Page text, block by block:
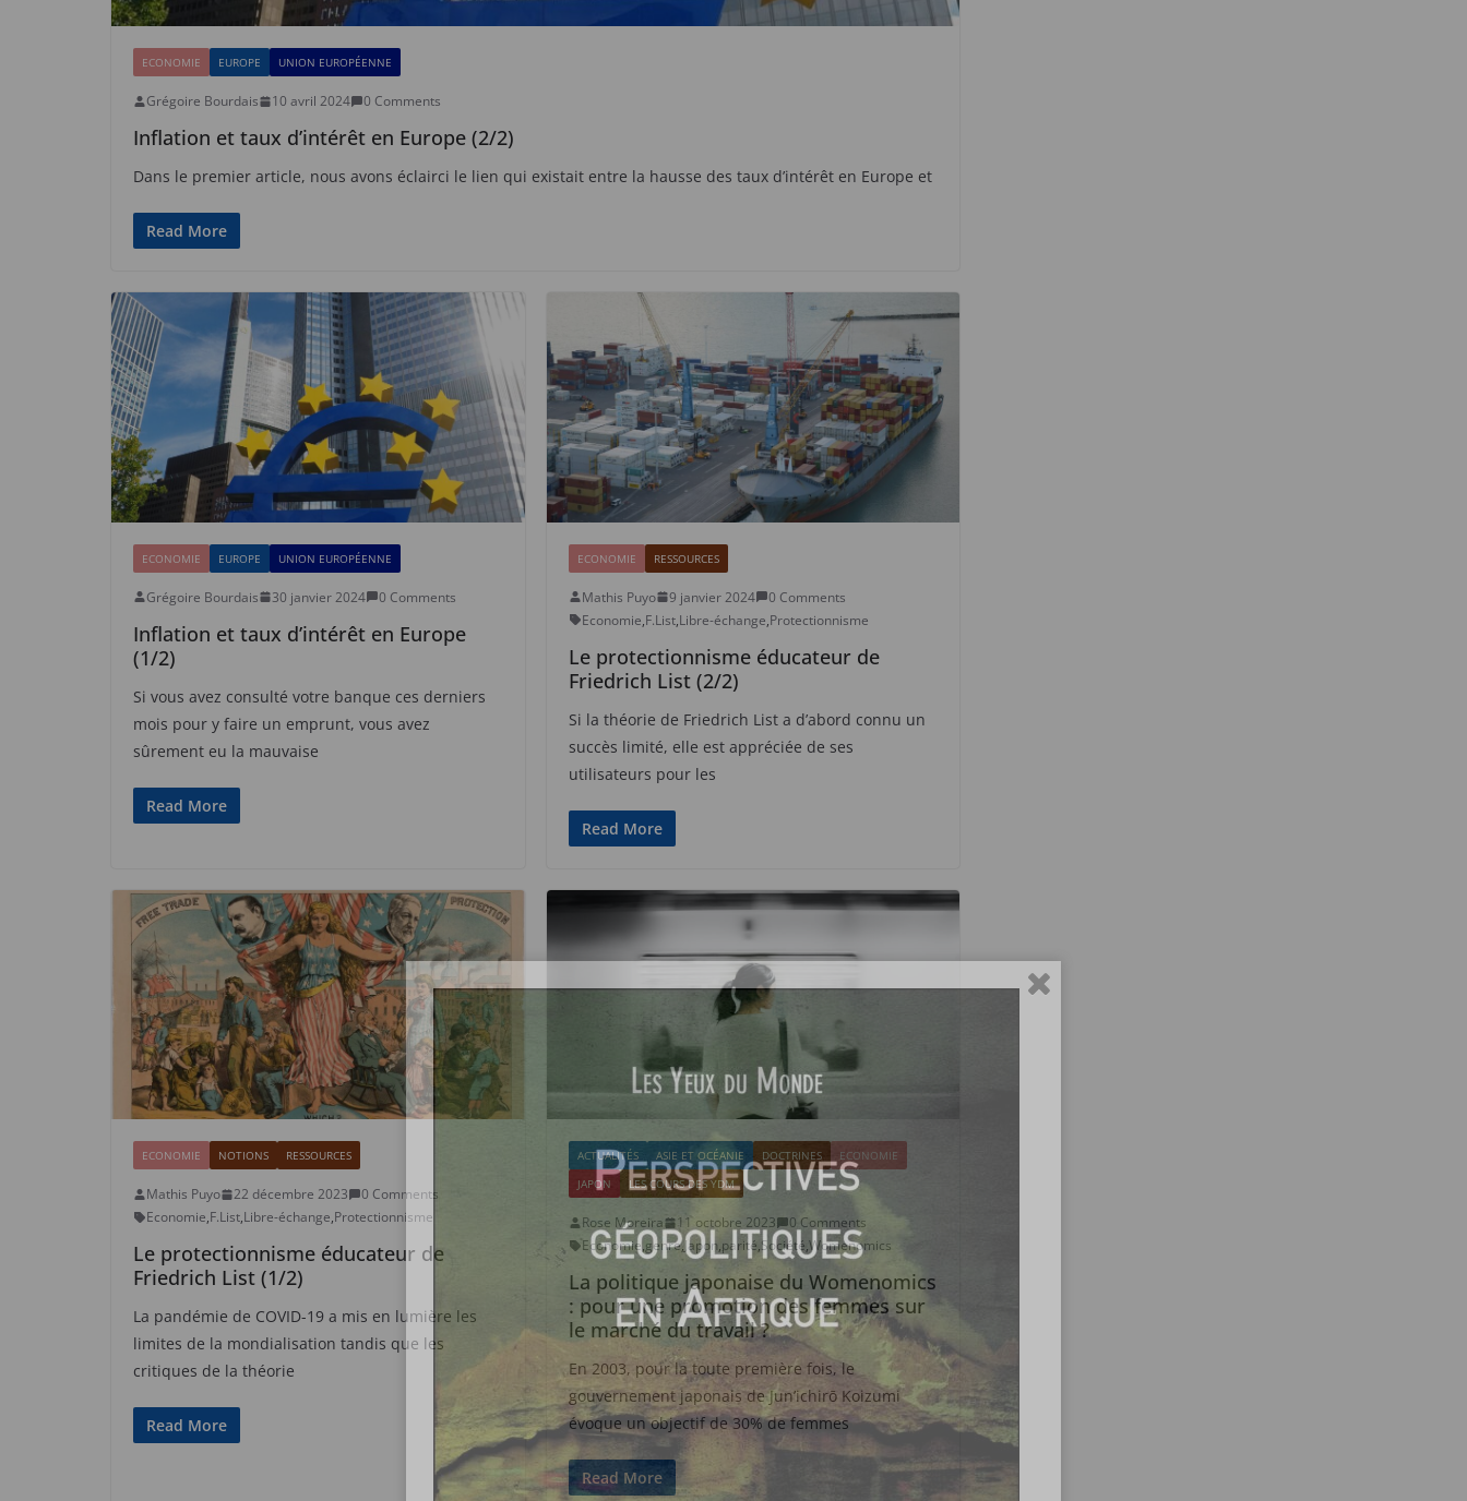
ECONOMIE EUROPE UNION EUROPÉENNE
Grégoire Bourdais 10 avril 2024 0 Comments
Inflation et taux d’intérêt en Europe (2/2)
Dans le premier article, nous avons éclairci le lien qui existait entre la hausse des taux d’intérêt en Europe et
Read More
ECONOMIE EUROPE UNION EUROPÉENNE
Grégoire Bourdais 30 janvier 2024 0 Comments
Inflation et taux d’intérêt en Europe
(1/2)
Si vous avez consulté votre banque ces derniers
mois pour y faire un emprunt, vous avez
sûrement eu la mauvaise
Read More
ECONOMIE RESSOURCES
Mathis Puyo 9 janvier 2024
0 Comments
Economie,F.List,Libre-échange,Protectionnisme
Le protectionnisme éducateur de
Friedrich List (2/2)
Si la théorie de Friedrich List a d’abord connu un
succès limité, elle est appréciée de ses
utilisateurs pour les
Read More
ECONOMIE NOTIONS RESSOURCES
Mathis Puyo 22 décembre 2023
0 Comments
Economie,F.List,Libre-échange,Protectionnisme
Le protectionnisme éducateur de
Friedrich List (1/2)
La pandémie de COVID-19 a mis en lumière les
limites de la mondialisation tandis que les
critiques de la théorie
Read More
ACTUALITÉS ASIE ET OCÉANIE DOCTRINES
ECONOMIE
JAPON
LES COURS DES YDM
Rose Moreira 11 octobre 2023
0 Comments
Economie,genre,Japon,parité,Société,Womenomics
La politique japonaise du Womenomics
: pour une promotion des femmes sur
le marché du travail ?
En 2003, pour la toute première fois, le
gouvernement japonais de Jun’ichirō Koizumi
évoque un objectif de 30% de femmes
Read More